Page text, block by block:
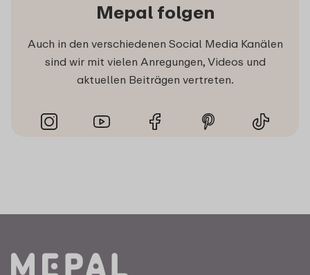
Mepal folgen
Auch in den verschiedenen Social Media Kanälen
sind wir mit vielen Anregungen, Videos und
aktuellen Beiträgen vertreten.